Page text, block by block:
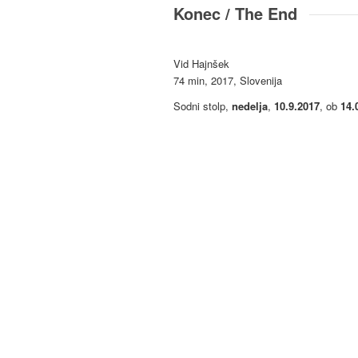
Konec / The End
Vid Hajnšek
74 min, 2017, Slovenija
Sodni stolp, nedelja, 10.9.2017, ob